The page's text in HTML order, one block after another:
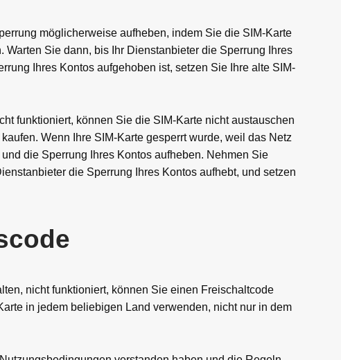
möglicherweise aufheben, indem Sie die SIM-Karte
Sie dann, bis Ihr Dienstanbieter die Sperrung Ihres
Ihres Kontos aufgehoben ist, setzen Sie Ihre alte SIM-
funktioniert, können Sie die SIM-Karte nicht austauschen
Wenn Ihre SIM-Karte gesperrt wurde, weil das Netz
die Sperrung Ihres Kontos aufheben. Nehmen Sie
die Sperrung Ihres Kontos aufhebt, und setzen
nicht funktioniert, können Sie einen Freischaltcode
in jedem beliebigen Land verwenden, nicht nur in dem